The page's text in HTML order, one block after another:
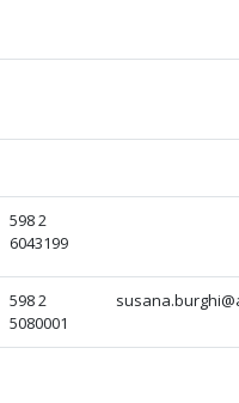
598 2
6043199
598 2
5080001